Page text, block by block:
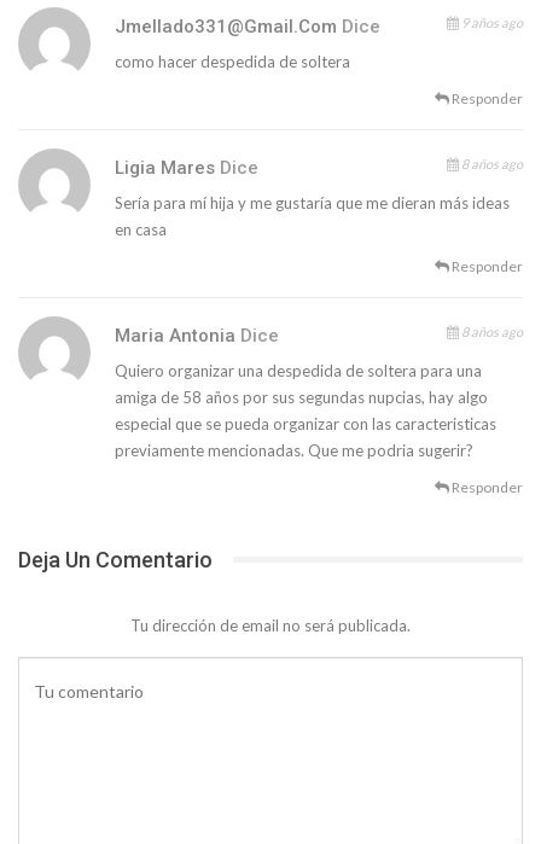
Jmellado331@gmail.com Dice 9 años ago
como hacer despedida de soltera
Responder
Ligia Mares Dice 8 años ago
Sería para mí hija y me gustaría que me dieran más ideas
en casa
Responder
Maria Antonia Dice 8 años ago
Quiero organizar una despedida de soltera para una
amiga de 58 años por sus segundas nupcias, hay algo
especial que se pueda organizar con las caracteristicas
previamente mencionadas. Que me podria sugerir?
Responder
Deja Un Comentario
Tu dirección de email no será publicada.